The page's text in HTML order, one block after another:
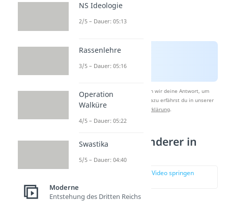
Nach Beantwortung speichern wir deine Antwort, um
Studyflix zu verbessern. Mehr dazu erfährst du in unserer
Datenschutzerklärung.
Jüdische Einwanderer in
Palästina
zur Stelle im Video springen
NS Ideologie
2/5 – Dauer: 05:13
Rassenlehre
3/5 – Dauer: 05:16
Operation
Walküre
4/5 – Dauer: 05:22
Swastika
5/5 – Dauer: 04:40
Moderne
Entstehung des Dritten Reichs